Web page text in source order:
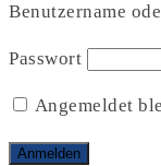
Benutzername
Passwort
Angemeldet